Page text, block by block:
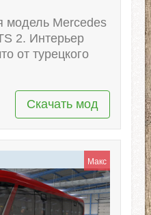
модель Mercedes
2. Интерьер
от турецкого
Скачать мод
Макс